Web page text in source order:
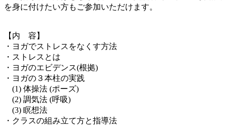
を身に付けたい方もご参加いただけます。
【内 容】
・ヨガでストレスをなくす方法
・ストレスとは
・ヨガのエビデンス(根拠)
・ヨガの３本柱の実践
(1) 体操法 (ポーズ)
(2) 調気法 (呼吸)
(3) 瞑想法
・クラスの組み立て方と指導法